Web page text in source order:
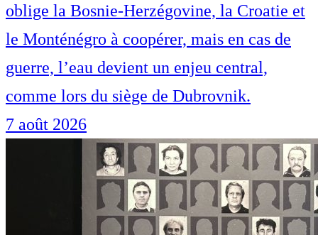
oblige la Bosnie-Herzégovine, la Croatie et
le Monténégro à coopérer, mais en cas de
guerre, l’eau devient un enjeu central,
comme lors du siège de Dubrovnik.
7 août 2026